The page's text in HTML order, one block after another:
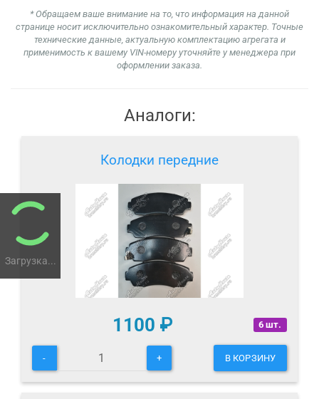
Загрузка...
* Обращаем ваше внимание на то, что информация на данной
странице носит исключительно ознакомительный характер. Точные
технические данные, актуальную комплектацию агрегата и
применимость к вашему VIN-номеру уточняйте у менеджера при
оформлении заказа.
Аналоги:
Колодки передние
6 шт.
1100 ₽
- + В КОРЗИНУ